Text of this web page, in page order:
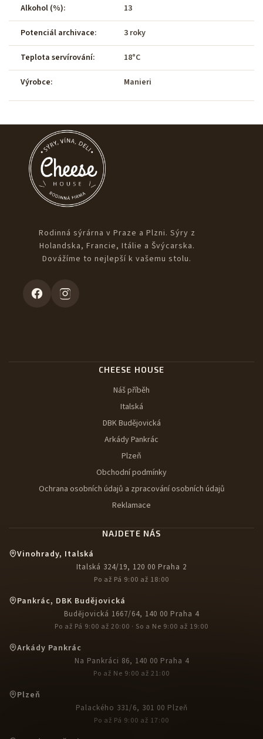
Alkohol (%): 13
Potenciál archivace: 3 roky
Teplota servírování: 18°C
Výrobce: Manieri
Rodinná sýrárna v Praze a Plzni. Sýry z
Holandska, Francie, Itálie a Švýcarska.
Dovážíme to nejlepší k vašemu stolu.
CHEESE HOUSE
Náš příběh
Italská
DBK Budějovická
Arkády Pankrác
Plzeň
Obchodní podmínky
Ochrana osobních údajů a zpracování osobních údajů
Reklamace
NAJDETE NÁS
Vinohrady, Italská
Italská 324/19, 120 00 Praha 2
Po až Pá 9:00 až 18:00
Pankrác, DBK Budějovická
Budějovická 1667/64, 140 00 Praha 4
Po až Pá 9:00 až 20:00 · So a Ne 9:00 až 19:00
Arkády Pankrác
Na Pankráci 86, 140 00 Praha 4
Po až Ne 9:00 až 21:00
Plzeň
Palackého 331/6, 301 00 Plzeň
Po až Pá 9:00 až 17:00